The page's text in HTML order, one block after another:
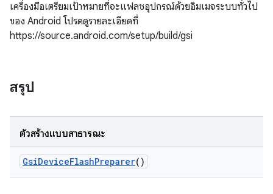
เครื่องมือเตรียมเป้าหมายที่จะแฟลชอุปกรณ์ด้วยอิมเมจระบบทั่วไป
ของ Android โปรดดูรายละเอียดที่
https://source.android.com/setup/build/gsi
สรุป
ตัวสร้างแบบสาธารณะ
GsiDeviceFlashPreparer()